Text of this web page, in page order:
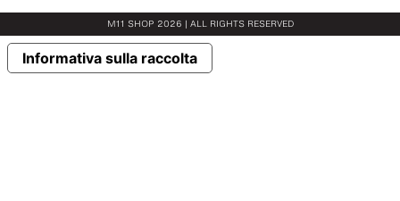
M11 SHOP 2026 | ALL RIGHTS RESERVED
Informativa sulla raccolta